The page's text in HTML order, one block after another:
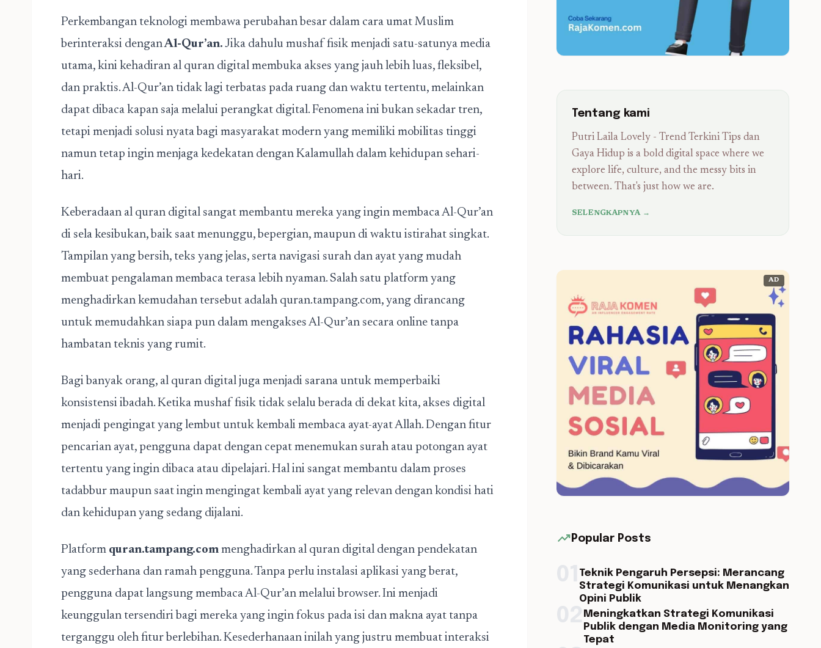
Perkembangan teknologi membawa perubahan besar dalam cara umat Muslim
berinteraksi denganAl-Qur’an. Jika dahulu mushaf fisik menjadi satu-satunya media
utama, kini kehadiran al quran digital membuka akses yang jauh lebih luas, fleksibel,
dan praktis. Al-Qur’an tidak lagi terbatas pada ruang dan waktu tertentu, melainkan
dapat dibaca kapan saja melalui perangkat digital. Fenomena ini bukan sekadar tren,
tetapi menjadi solusi nyata bagi masyarakat modern yang memiliki mobilitas tinggi
namun tetap ingin menjaga kedekatan dengan Kalamullah dalam kehidupan sehari-
hari.
Keberadaan al quran digital sangat membantu mereka yang ingin membaca Al-Qur’an
di sela kesibukan, baik saat menunggu, bepergian, maupun di waktu istirahat singkat.
Tampilan yang bersih, teks yang jelas, serta navigasi surah dan ayat yang mudah
membuat pengalaman membaca terasa lebih nyaman. Salah satu platform yang
menghadirkan kemudahan tersebut adalah quran.tampang.com, yang dirancang
untuk memudahkan siapa pun dalam mengakses Al-Qur’an secara online tanpa
hambatan teknis yang rumit.
Bagi banyak orang, al quran digital juga menjadi sarana untuk memperbaiki
konsistensi ibadah. Ketika mushaf fisik tidak selalu berada di dekat kita, akses digital
menjadi pengingat yang lembut untuk kembali membaca ayat-ayat Allah. Dengan fitur
pencarian ayat, pengguna dapat dengan cepat menemukan surah atau potongan ayat
tertentu yang ingin dibaca atau dipelajari. Hal ini sangat membantu dalam proses
tadabbur maupun saat ingin mengingat kembali ayat yang relevan dengan kondisi hati
dan kehidupan yang sedang dijalani.
Platform quran.tampang.com menghadirkan al quran digital dengan pendekatan
yang sederhana dan ramah pengguna. Tanpa perlu instalasi aplikasi yang berat,
pengguna dapat langsung membaca Al-Qur’an melalui browser. Ini menjadi
keunggulan tersendiri bagi mereka yang ingin fokus pada isi dan makna ayat tanpa
terganggu oleh fitur berlebihan. Kesederhanaan inilah yang justru membuat interaksi
Tentang kami
Putri Laila Lovely - Trend Terkini Tips dan
Gaya Hidup is a bold digital space where we
explore life, culture, and the messy bits in
between. That's just how we are.
SELENGKAPNYA →
AD
trending_up Popular Posts
Teknik Pengaruh Persepsi: Merancang
Strategi Komunikasi untuk Menangkan
Opini Publik
Meningkatkan Strategi Komunikasi
Publik dengan Media Monitoring yang
Tepat